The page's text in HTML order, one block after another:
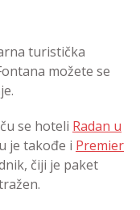
turistička
možete se
se hoteli Radan u
je takođe i Premier
čiji je paket